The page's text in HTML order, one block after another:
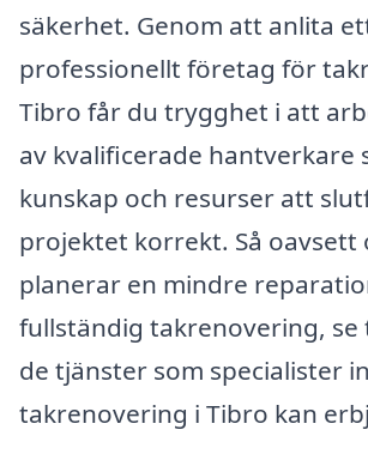
säkerhet. Genom att anlita
professionellt företag för
Tibro får du trygghet i att
av kvalificerade hantverkare
kunskap och resurser att
projektet korrekt. Så oavsett
planerar en mindre
fullständig takrenovering,
de tjänster som specialister
takrenovering i Tibro kan